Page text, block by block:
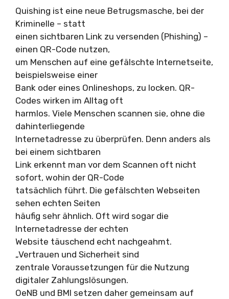
Quishing ist eine neue Betrugsmasche, bei der
Kriminelle – statt
einen sichtbaren Link zu versenden (Phishing) –
einen QR-Code nutzen,
um Menschen auf eine gefälschte Internetseite,
beispielsweise einer
Bank oder eines Onlineshops, zu locken. QR-
Codes wirken im Alltag oft
harmlos. Viele Menschen scannen sie, ohne die
dahinterliegende
Internetadresse zu überprüfen. Denn anders als
bei einem sichtbaren
Link erkennt man vor dem Scannen oft nicht
sofort, wohin der QR-Code
tatsächlich führt. Die gefälschten Webseiten
sehen echten Seiten
häufig sehr ähnlich. Oft wird sogar die
Internetadresse der echten
Website täuschend echt nachgeahmt.
„Vertrauen und Sicherheit sind
zentrale Voraussetzungen für die Nutzung
digitaler Zahlungslösungen.
OeNB und BMI setzen daher gemeinsam auf